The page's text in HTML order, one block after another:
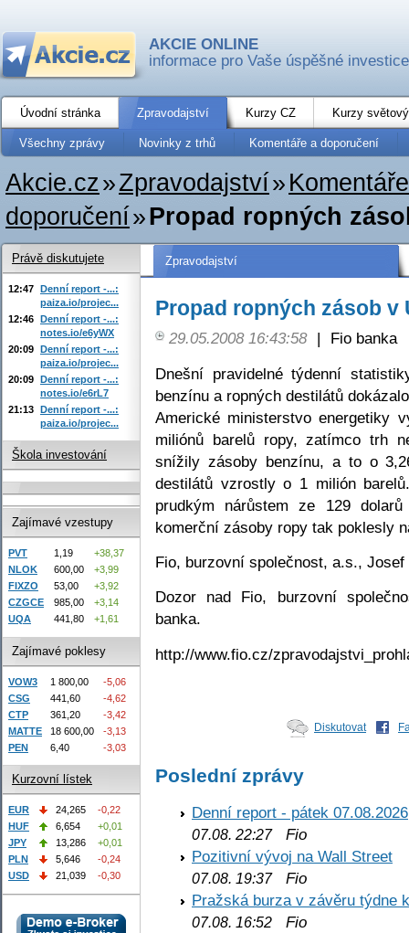
AKCIE ONLINE
informace pro Vaše úspěšné investice
Úvodní stránka Zpravodajství Kurzy CZ Kurzy
Všechny zprávy Novinky z trhů Komentáře a doporučení
Akcie.cz»Zpravodajství»
doporučení»Propad ropných
Zpravodajství
Propad ropných zásob v
29.05.2008 16:43:58 |
Fio banka
Dnešní pravidelné týdenní
benzínu a ropných destilátů
Americké ministerstvo energetiky
miliónů barelů ropy, zatímco trh
snížily zásoby benzínu, a to o
destilátů vzrostly o 1 milión
prudkým nárůstem ze 129
komerční zásoby ropy tak poklesly
Fio, burzovní společnost, a.s.,
Dozor nad Fio, burzovní
banka.
http://www.fio.cz/
Diskutovat
Poslední zprávy
Denní report - pátek 07.08.2026
07.08. 22:27Fio
Pozitivní vývoj na Wall Street
07.08. 19:37Fio
Pražská burza v závěru týdne
07.08. 16:52 Fio
Právě diskutujete
12:47 Denní report -...:
paiza.io/projec...
12:46 Denní report -...:
notes.io/e6yWX
20:09 Denní report -...:
paiza.io/projec...
20:09 Denní report -...:
notes.io/e6rL7
21:13 Denní report -...:
paiza.io/projec...
Škola investování
Zajímavé vzestupy
PVT 1,19
+38,37
NLOK
600,00
+3,99
FIXZO
53,00
+3,92
CZGCE
985,00
+3,14
UQA
441,80 +1,61
Zajímavé poklesy
VOW3 1 800,00
-5,06
CSG
441,60
-4,62
CTP
361,20
-3,42
MATTE
18 600,00
-3,13
PEN
6,40 -3,03
Kurzovní lístek
EUR 24,265
-0,22
HUF
6,654
+0,01
JPY
13,286
+0,01
PLN
5,646
-0,24
USD
21,039 -0,30